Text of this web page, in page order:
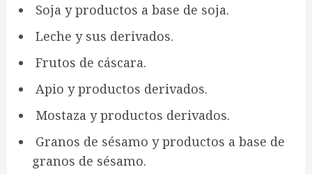
Soja y productos a base de soja.
Leche y sus derivados.
Frutos de cáscara.
Apio y productos derivados.
Mostaza y productos derivados.
Granos de sésamo y productos a base de
granos de sésamo.